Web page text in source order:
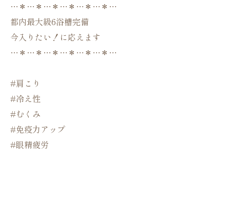
…＊…＊…＊…＊…＊…＊…
都内最大級6浴槽完備
今入りたい！に応えます
…＊…＊…＊…＊…＊…＊…
#肩こり
#冷え性
#むくみ
#免疫力アップ
#眼精疲労